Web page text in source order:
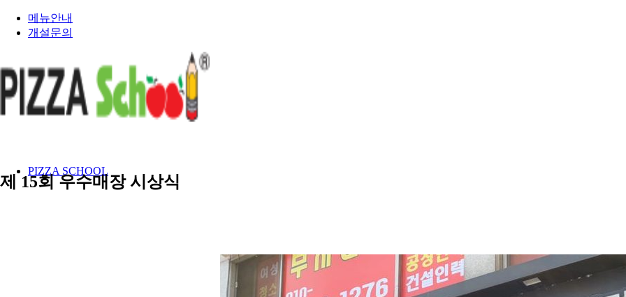
메뉴안내
개설문의
PIZZA SCHOOL
제 15회 우수매장 시상식